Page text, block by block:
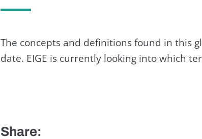
The concepts and definitions found in this
date. EIGE is currently looking into which
Share: